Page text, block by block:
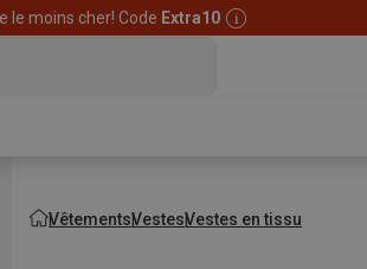
le moins cher! Code Extra10
VêtementsVestesVestes en tissu